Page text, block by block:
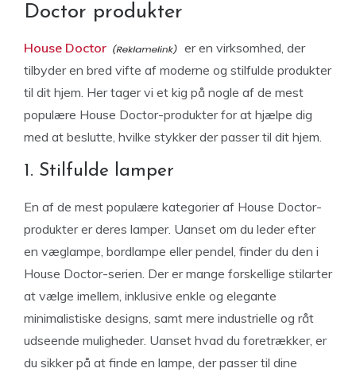
Doctor produkter
House Doctor
er en virksomhed, der
tilbyder en bred vifte af moderne og stilfulde produkter
til dit hjem. Her tager vi et kig på nogle af de mest
populære House Doctor-produkter for at hjælpe dig
med at beslutte, hvilke stykker der passer til dit hjem.
1. Stilfulde lamper
En af de mest populære kategorier af House Doctor-
produkter er deres lamper. Uanset om du leder efter
en væglampe, bordlampe eller pendel, finder du den i
House Doctor-serien. Der er mange forskellige stilarter
at vælge imellem, inklusive enkle og elegante
minimalistiske designs, samt mere industrielle og råt
udseende muligheder. Uanset hvad du foretrækker, er
du sikker på at finde en lampe, der passer til dine